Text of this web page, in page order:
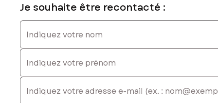
Je souhaite être recontacté :
Indiquez votre nom
Indiquez votre prénom
E-mail